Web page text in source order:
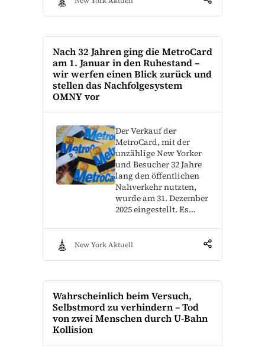
Nach 32 Jahren ging die MetroCard
am 1. Januar in den Ruhestand –
wir werfen einen Blick zurück und
stellen das Nachfolgesystem
OMNY vor
Der Verkauf der
MetroCard, mit der
unzählige New Yorker
und Besucher 32 Jahre
lang den öffentlichen
Nahverkehr nutzten,
wurde am 31. Dezember
2025 eingestellt. Es…
New York Aktuell
Wahrscheinlich beim Versuch,
Selbstmord zu verhindern – Tod
von zwei Menschen durch U-Bahn
Kollision